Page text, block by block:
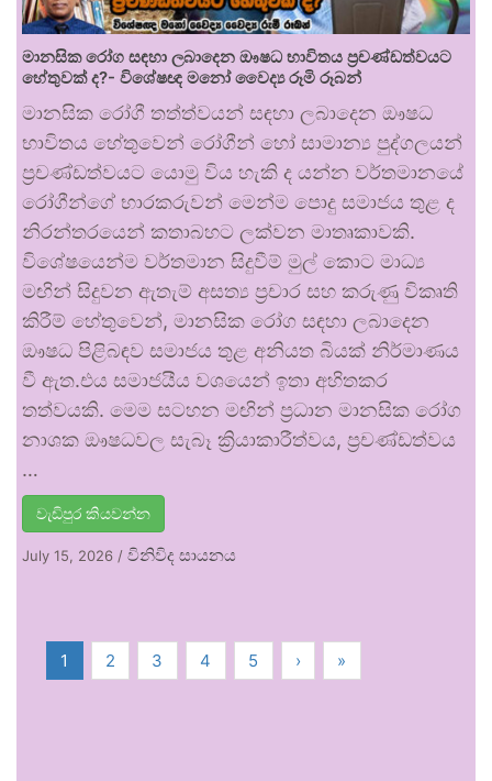
මානසික රෝග සඳහා ලබාදෙන ඖෂධ භාවිතය ප්‍රචණ්ඩත්වයට
හේතුවක් ද?- විශේෂඥ මනෝ වෛද්‍ය රූමි රූබන්
මානසික රෝගී තත්ත්වයන් සඳහා ලබාදෙන ඖෂධ
භාවිතය හේතුවෙන් රෝගීන් හෝ සාමාන්‍ය පුද්ගලයන්
ප්‍රචණ්ඩත්වයට යොමු විය හැකි ද යන්න වර්තමානයේ
රෝගීන්ගේ භාරකරුවන් මෙන්ම පොදු සමාජය තුළ ද
නිරන්තරයෙන් කතාබහට ලක්වන මාතෘකාවකි.
විශේෂයෙන්ම වර්තමාන සිදුවීම් මුල් කොට මාධ්‍ය
මඟින් සිදුවන ඇතැම් අසත්‍ය ප්‍රචාර සහ කරුණු විකෘති
කිරීම් හේතුවෙන්, මානසික රෝග සඳහා ලබාදෙන
ඖෂධ පිළිබඳව සමාජය තුළ අනියත බියක් නිර්මාණය
වී ඇත.එය සමාජයීය වශයෙන් ඉතා අහිතකර
තත්වයකි. මෙම සටහන මඟින් ප්‍රධාන මානසික රෝග
නාශක ඖෂධවල සැබෑ ක්‍රියාකාරීත්වය, ප්‍රචණ්ඩත්වය
…
වැඩිපුර කියවන්න
July 15, 2026 / විනිවිද සායනය
1 2 3 4 5 › »